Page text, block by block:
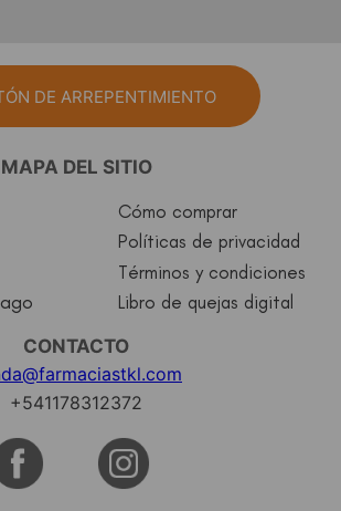
DE ARREPENTIMIENTO
MAPA DEL SITIO
Cómo comprar
Políticas de privacidad
Términos y condiciones
Libro de quejas digital
CONTACTO
+541178312372